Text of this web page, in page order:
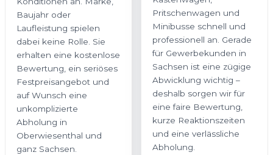
Baujahr oder
Laufleistung spielen
dabei keine Rolle. Sie
erhalten eine kostenlose
Bewertung, ein seriöses
Festpreisangebot und
auf Wunsch eine
unkomplizierte
Abholung in
Oberwiesenthal und
ganz Sachsen.
Pritschenwagen und
Minibusse schnell und
professionell an. Gerade
für Gewerbekunden in
Sachsen ist eine zügige
Abwicklung wichtig –
deshalb sorgen wir für
eine faire Bewertung,
kurze Reaktionszeiten
und eine verlässliche
Abholung.